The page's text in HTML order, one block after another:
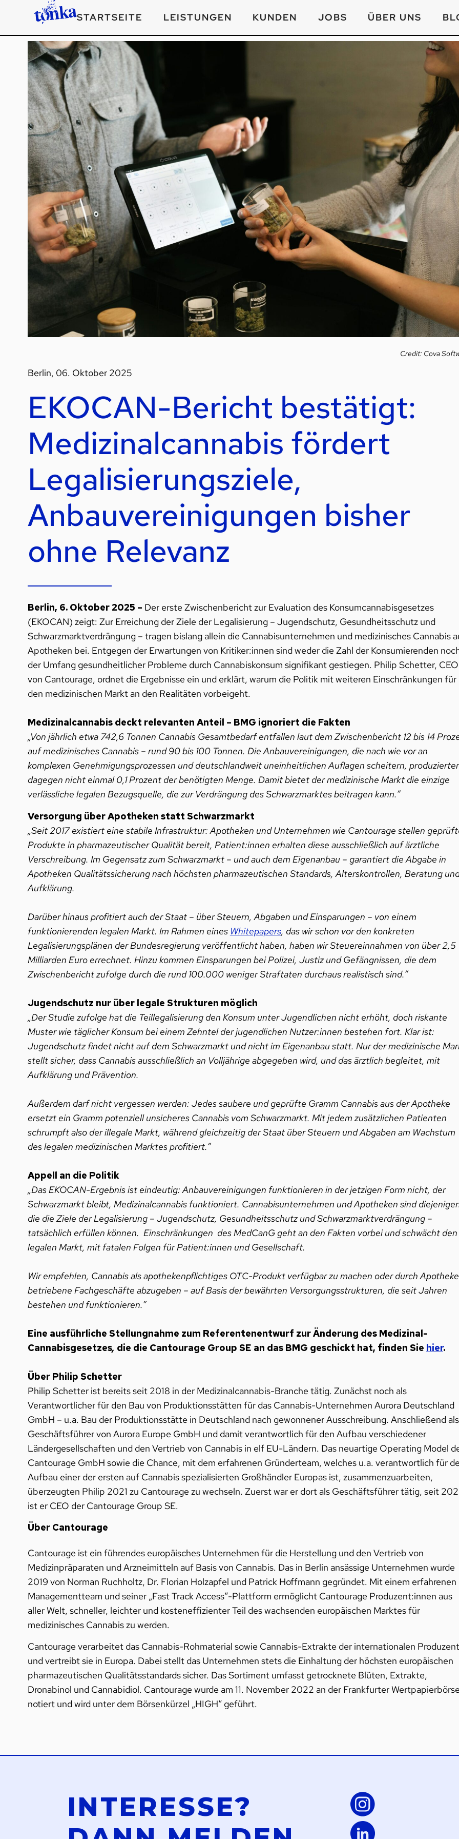
STARTSEITE LEISTUNGEN KUNDEN JOBS ÜBER UNS
Credit: Cova
Berlin, 06. Oktober 2025
EKOCAN-Bericht bestätigt:
Medizinalcannabis fördert
Legalisierungsziele,
Anbauvereinigungen bisher
ohne Relevanz
Berlin, 6. Oktober 2025 – Der erste Zwischenbericht zur Evaluation des Konsumcannabisgesetzes
(EKOCAN) zeigt: Zur Erreichung der Ziele der Legalisierung – Jugendschutz, Gesundheitsschutz und
Schwarzmarktverdrängung – tragen bislang allein die Cannabisunternehmen und medizinisches Cannabis
Apotheken bei. Entgegen der Erwartungen von Kritiker:innen sind weder die Zahl der Konsumierenden
der Umfang gesundheitlicher Probleme durch Cannabiskonsum signifikant gestiegen. Philip Schetter, CEO
von Cantourage, ordnet die Ergebnisse ein und erklärt, warum die Politik mit weiteren Einschränkungen für
den medizinischen Markt an den Realitäten vorbeigeht.
Medizinalcannabis deckt relevanten Anteil – BMG ignoriert die Fakten
„Von jährlich etwa 742,6 Tonnen Cannabis Gesamtbedarf entfallen laut dem Zwischenbericht 12 bis 14
auf medizinisches Cannabis – rund 90 bis 100 Tonnen. Die Anbauvereinigungen, die nach wie vor an
komplexen Genehmigungsprozessen und deutschlandweit uneinheitlichen Auflagen scheitern,
dagegen nicht einmal 0,1 Prozent der benötigten Menge. Damit bietet der medizinische Markt die einzige
verlässliche legalen Bezugsquelle, die zur Verdrängung des Schwarzmarktes beitragen kann.”
Versorgung über Apotheken statt Schwarzmarkt
„Seit 2017 existiert eine stabile Infrastruktur: Apotheken und Unternehmen wie Cantourage stellen
Produkte in pharmazeutischer Qualität bereit, Patient:innen erhalten diese ausschließlich auf ärztliche
Verschreibung. Im Gegensatz zum Schwarzmarkt – und auch dem Eigenanbau – garantiert die Abgabe in
Apotheken Qualitätssicherung nach höchsten pharmazeutischen Standards, Alterskontrollen, Beratung
Aufklärung.
Darüber hinaus profitiert auch der Staat – über Steuern, Abgaben und Einsparungen – von einem
funktionierenden legalen Markt. Im Rahmen eines Whitepapers, das wir schon vor den konkreten
Legalisierungsplänen der Bundesregierung veröffentlicht haben, haben wir Steuereinnahmen von über 2,5
Milliarden Euro errechnet. Hinzu kommen Einsparungen bei Polizei, Justiz und Gefängnissen, die dem
Zwischenbericht zufolge durch die rund 100.000 weniger Straftaten durchaus realistisch sind.”
Jugendschutz nur über legale Strukturen möglich
„Der Studie zufolge hat die Teillegalisierung den Konsum unter Jugendlichen nicht erhöht, doch riskante
Muster wie täglicher Konsum bei einem Zehntel der jugendlichen Nutzer:innen bestehen fort. Klar ist:
Jugendschutz findet nicht auf dem Schwarzmarkt und nicht im Eigenanbau statt. Nur der medizinische
stellt sicher, dass Cannabis ausschließlich an Volljährige abgegeben wird, und das ärztlich begleitet, mit
Aufklärung und Prävention.
Außerdem darf nicht vergessen werden: Jedes saubere und geprüfte Gramm Cannabis aus der Apotheke
ersetzt ein Gramm potenziell unsicheres Cannabis vom Schwarzmarkt. Mit jedem zusätzlichen Patienten
schrumpft also der illegale Markt, während gleichzeitig der Staat über Steuern und Abgaben am Wachstum
des legalen medizinischen Marktes profitiert.”
Appell an die Politik
„Das EKOCAN-Ergebnis ist eindeutig: Anbauvereinigungen funktionieren in der jetzigen Form nicht, der
Schwarzmarkt bleibt, Medizinalcannabis funktioniert. Cannabisunternehmen und Apotheken sind
die die Ziele der Legalisierung – Jugendschutz, Gesundheitsschutz und Schwarzmarktverdrängung –
tatsächlich erfüllen können. Einschränkungen des MedCanG geht an den Fakten vorbei und schwächt den
legalen Markt, mit fatalen Folgen für Patient:innen und Gesellschaft.
Wir empfehlen, Cannabis als apothekenpflichtiges OTC-Produkt verfügbar zu machen oder durch
betriebene Fachgeschäfte abzugeben – auf Basis der bewährten Versorgungsstrukturen, die seit Jahren
bestehen und funktionieren.”
Eine ausführliche Stellungnahme zum Referentenentwurf zur Änderung des Medizinal-
Cannabisgesetzes, die die Cantourage Group SE an das BMG geschickt hat, finden Sie hier.
Über Philip Schetter
Philip Schetter ist bereits seit 2018 in der Medizinalcannabis-Branche tätig. Zunächst noch als
Verantwortlicher für den Bau von Produktionsstätten für das Cannabis-Unternehmen Aurora Deutschland
GmbH – u.a. Bau der Produktionsstätte in Deutschland nach gewonnener Ausschreibung. Anschließend als
Geschäftsführer von Aurora Europe GmbH und damit verantwortlich für den Aufbau verschiedener
Ländergesellschaften und den Vertrieb von Cannabis in elf EU-Ländern. Das neuartige Operating Model
Cantourage GmbH sowie die Chance, mit dem erfahrenen Gründerteam, welches u.a. verantwortlich für
Aufbau einer der ersten auf Cannabis spezialisierten Großhändler Europas ist, zusammenzuarbeiten,
überzeugten Philip 2021 zu Cantourage zu wechseln. Zuerst war er dort als Geschäftsführer tätig, seit
ist er CEO der Cantourage Group SE.
Über Cantourage
Cantourage ist ein führendes europäisches Unternehmen für die Herstellung und den Vertrieb von
Medizinpräparaten und Arzneimitteln auf Basis von Cannabis. Das in Berlin ansässige Unternehmen wurde
2019 von Norman Ruchholtz, Dr. Florian Holzapfel und Patrick Hoffmann gegründet. Mit einem erfahrenen
Managementteam und seiner „Fast Track Access“-Plattform ermöglicht Cantourage Produzent:innen aus
aller Welt, schneller, leichter und kosteneffizienter Teil des wachsenden europäischen Marktes für
medizinisches Cannabis zu werden.
Cantourage verarbeitet das Cannabis-Rohmaterial sowie Cannabis-Extrakte der internationalen
und vertreibt sie in Europa. Dabei stellt das Unternehmen stets die Einhaltung der höchsten europäischen
pharmazeutischen Qualitätsstandards sicher. Das Sortiment umfasst getrocknete Blüten, Extrakte,
Dronabinol und Cannabidiol. Cantourage wurde am 11. November 2022 an der Frankfurter
notiert und wird unter dem Börsenkürzel „HIGH“ geführt.
INTERESSE?